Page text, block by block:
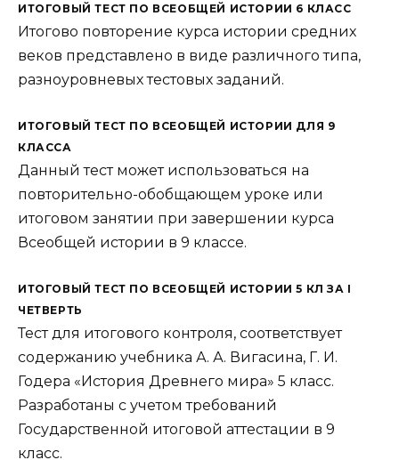
ИТОГОВЫЙ ТЕСТ ПО ВСЕОБЩЕЙ ИСТОРИИ 6 КЛАСС
Итогово повторение курса истории средних
веков представлено в виде различного типа,
разноуровневых тестовых заданий.
ИТОГОВЫЙ ТЕСТ ПО ВСЕОБЩЕЙ ИСТОРИИ ДЛЯ 9
КЛАССА
Данный тест может использоваться на
повторительно-обобщающем уроке или
итоговом занятии при завершении курса
Всеобщей истории в 9 классе.
ИТОГОВЫЙ ТЕСТ ПО ВСЕОБЩЕЙ ИСТОРИИ 5 КЛ ЗА I
ЧЕТВЕРТЬ
Тест для итогового контроля, соответствует
содержанию учебника А. А. Вигасина, Г. И.
Годера «История Древнего мира» 5 класс.
Разработаны с учетом требований
Государственной итоговой аттестации в 9
класс.